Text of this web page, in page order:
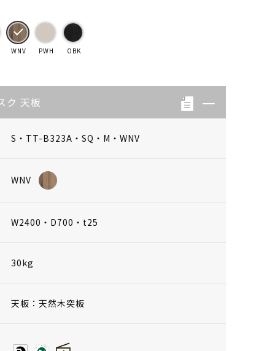
WNV PWH OBK
ク 天板
S・TT-B323A・SQ・M・WNV
WNV
W2400・D700・t25
30kg
天板：天然木突板